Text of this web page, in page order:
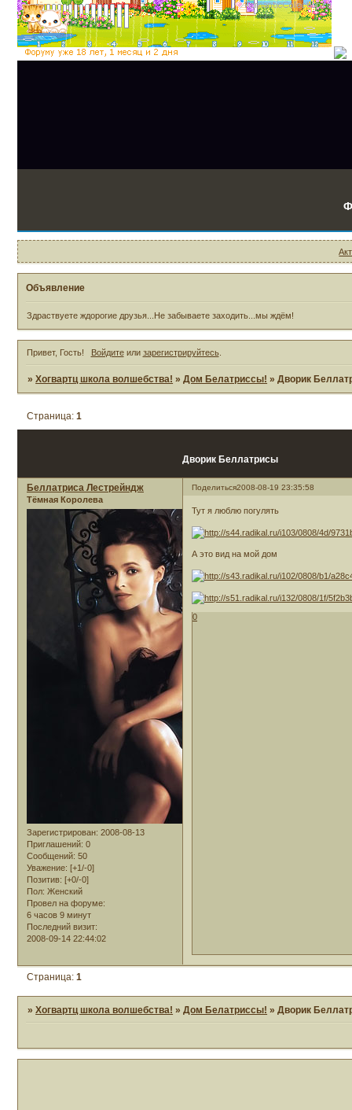
Объявление
Здраствуете ждорогие друзья...Не забываете заходить...мы ждём!
Привет, Гость! Войдитеили зарегистрируйтесь.
»Хогвартц школа волшебства! »Дом Белатриссы! »Дворик
Дворик Беллатрисы
Страница:1
Поделиться2008-08-19 23:35:58
Беллатриса Лестрейндж
Тёмная Королева
Зарегистрирован: 2008-08-13
Приглашений: 0
Сообщений: 50
Уважение: [+1/-0]
Позитив: [+0/-0]
Пол: Женский
Провел на форуме:
6 часов 9 минут
Последний визит:
2008-09-14 22:44:02
Тут я люблю погулять
А это вид на мой дом
0
Страница:1
»Хогвартц школа волшебства! »Дом Белатриссы! »Дворик